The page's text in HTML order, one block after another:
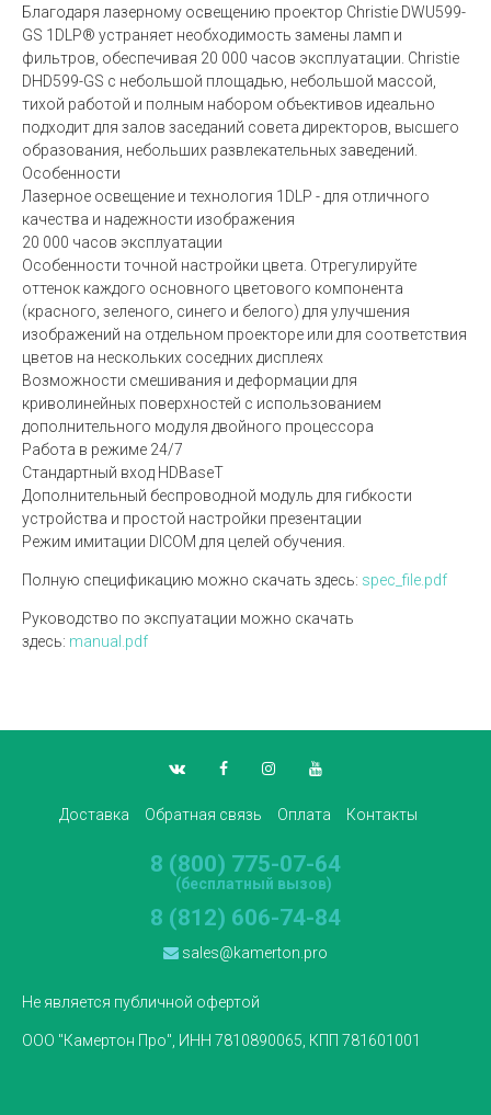
Благодаря лазерному освещению проектор Christie DWU599-
GS 1DLP® устраняет необходимость замены ламп и
фильтров, обеспечивая 20 000 часов эксплуатации. Christie
DHD599-GS с небольшой площадью, небольшой массой,
тихой работой и полным набором объективов идеально
подходит для залов заседаний совета директоров, высшего
образования, небольших развлекательных заведений.
Особенности
Лазерное освещение и технология 1DLP - для отличного
качества и надежности изображения
20 000 часов эксплуатации
Особенности точной настройки цвета. Отрегулируйте
оттенок каждого основного цветового компонента
(красного, зеленого, синего и белого) для улучшения
изображений на отдельном проекторе или для соответствия
цветов на нескольких соседних дисплеях
Возможности смешивания и деформации для
криволинейных поверхностей с использованием
дополнительного модуля двойного процессора
Работа в режиме 24/7
Стандартный вход HDBaseT
Дополнительный беспроводной модуль для гибкости
устройства и простой настройки презентации
Режим имитации DICOM для целей обучения.
Полную спецификацию можно скачать здесь: spec_file.pdf
Руководство по экспуатации можно скачать
здесь: manual.pdf
Доставка Обратная связь Оплата Контакты
8 (800) 775-07-64
(бесплатный вызов)
8 (812) 606-74-84
sales@kamerton.pro
Не является публичной офертой
ООО "Камертон Про", ИНН 7810890065, КПП 781601001